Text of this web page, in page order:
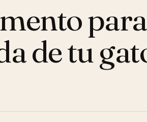
para
de tu